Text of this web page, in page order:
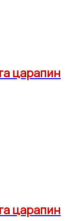
царапин
царапин